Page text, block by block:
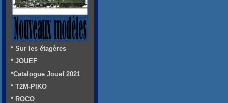
* Sur les étagères
* JOUEF
*Catalogue Jouef 2021
* T2M-PIKO
* ROCO